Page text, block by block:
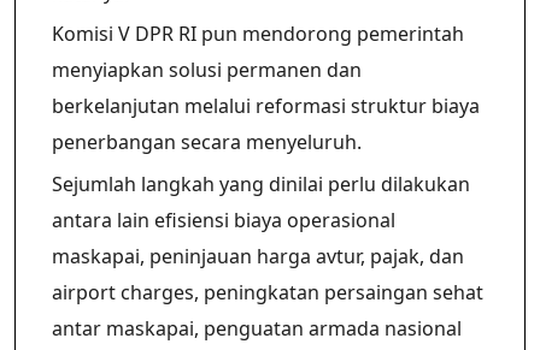
Komisi V DPR RI pun mendorong pemerintah
menyiapkan solusi permanen dan
berkelanjutan melalui reformasi struktur biaya
penerbangan secara menyeluruh.
Sejumlah langkah yang dinilai perlu dilakukan
antara lain efisiensi biaya operasional
maskapai, peninjauan harga avtur, pajak, dan
airport charges, peningkatan persaingan sehat
antar maskapai, penguatan armada nasional